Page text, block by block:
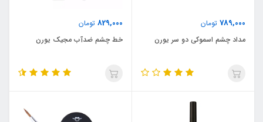
789,000 تومان
مداد چشم اسموکی دو سر یورن
829,000 تومان
خط چشم ضدآب مجیک یورن